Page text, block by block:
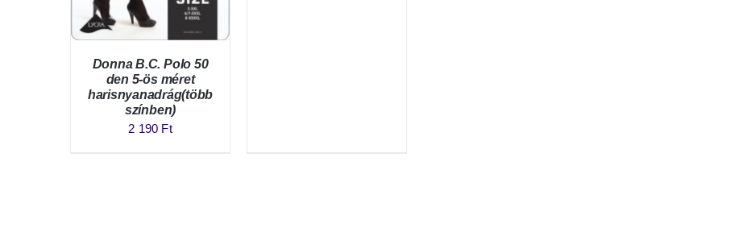
A
VÁLTOZATOK
TERMÉKOLDALON
VÁLASZTHATÓK
KI
Donna B.C. Polo 50
den 5-ös méret
harisnyanadrág(több
színben)
2 190 Ft